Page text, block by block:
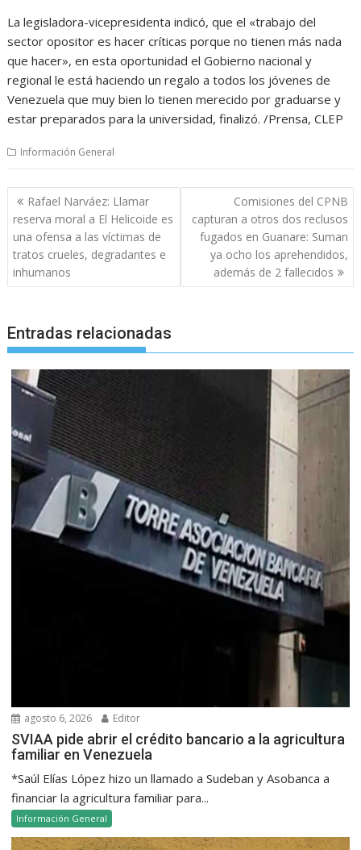
La legisladora-vicepresidenta indicó, que el «trabajo del
sector opositor es hacer críticas porque no tienen más nada
que hacer», en esta oportunidad el Gobierno nacional y
regional le está haciendo un regalo a todos los jóvenes de
Venezuela que muy bien lo tienen merecido por graduarse y
estar preparados para la universidad, finalizó. /Prensa, CLEP
Información General
Navegación
de
entradas
Rafael Narváez: Llamar
reserva moral a El Helicoide es
una ofensa a las víctimas de
tratos crueles, degradantes e
inhumanos
Comisiones del CPNB
capturan a otros dos reclusos
fugados en Guanare: Suman
ya ocho los aprehendidos,
además de 2 fallecidos
Entradas relacionadas
agosto 6, 2026 Editor
SVIAA pide abrir el crédito bancario a la agricultura
familiar en Venezuela
*Saúl Elías López hizo un llamado a Sudeban y Asobanca a
financiar la agricultura familiar para...
Información General